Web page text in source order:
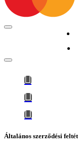
Általános szerződési